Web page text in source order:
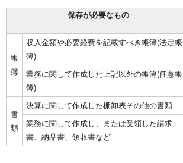
保存が必要なもの
帳
簿
収入金額や必要経費を記載すべき帳簿(法定帳
簿)
業務に関して作成した上記以外の帳簿(任意帳
簿)
書
類
決算に関して作成した棚卸表その他の書類
業務に関して作成し、または受領した請求
書、納品書、領収書など